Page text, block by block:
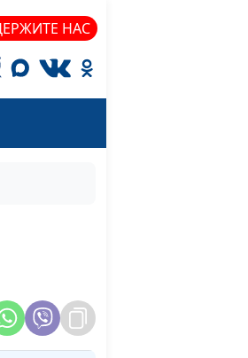
НАС
Мошкин,
Мошкин,
Мошкин,